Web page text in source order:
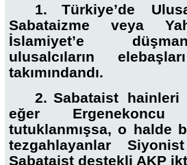
1.
Türkiye’de
Sabataizme veya
İslamiyet’e
ulusalcıların
takımındandı.
2. Sabataist
eğer
tutuklanmışsa, o halde
tezgahlayanlar
Sabataist destekli AKP